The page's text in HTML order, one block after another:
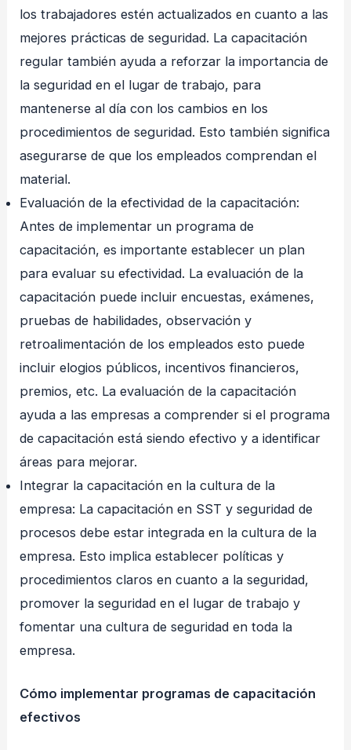
los trabajadores estén actualizados en cuanto a las
mejores prácticas de seguridad. La capacitación
regular también ayuda a reforzar la importancia de
la seguridad en el lugar de trabajo, para
mantenerse al día con los cambios en los
procedimientos de seguridad. Esto también significa
asegurarse de que los empleados comprendan el
material.
Evaluación de la efectividad de la capacitación:
Antes de implementar un programa de
capacitación, es importante establecer un plan
para evaluar su efectividad. La evaluación de la
capacitación puede incluir encuestas, exámenes,
pruebas de habilidades, observación y
retroalimentación de los empleados esto puede
incluir elogios públicos, incentivos financieros,
premios, etc. La evaluación de la capacitación
ayuda a las empresas a comprender si el programa
de capacitación está siendo efectivo y a identificar
áreas para mejorar.
Integrar la capacitación en la cultura de la
empresa: La capacitación en SST y seguridad de
procesos debe estar integrada en la cultura de la
empresa. Esto implica establecer políticas y
procedimientos claros en cuanto a la seguridad,
promover la seguridad en el lugar de trabajo y
fomentar una cultura de seguridad en toda la
empresa.
Cómo implementar programas de capacitación
efectivos